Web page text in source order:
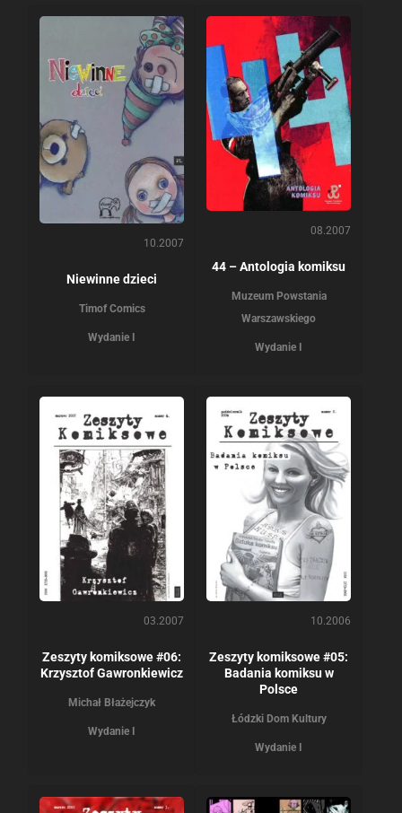
10.2007
Niewinne dzieci
Timof Comics
Wydanie I
08.2007
44 – Antologia komiksu
Muzeum Powstania
Warszawskiego
Wydanie I
03.2007
Zeszyty komiksowe #06:
Krzysztof Gawronkiewicz
Michał Błażejczyk
Wydanie I
10.2006
Zeszyty komiksowe #05:
Badania komiksu w
Polsce
Łódzki Dom Kultury
Wydanie I